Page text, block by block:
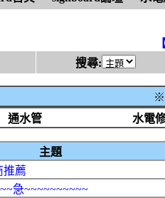
搜尋:
※
通水管 水電
主題
推薦
急~~~~~~~~~~